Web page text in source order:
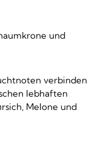
und
verbinden
lebhaften
Melone und